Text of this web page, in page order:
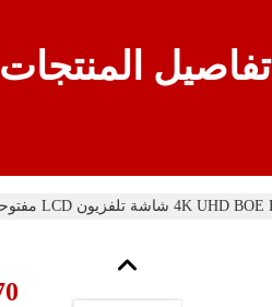
تفاصيل المنتجات